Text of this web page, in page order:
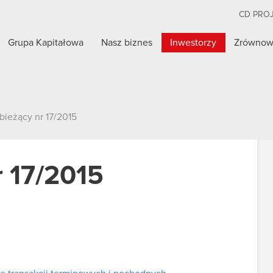
CD
Grupa Kapitałowa Nasz biznes Inwestorzy
nr 17/2015
17/2015